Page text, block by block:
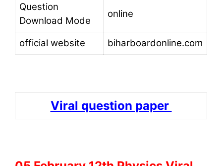
Question
Download Mode
online
official website biharboardonline.com
Viral question paper